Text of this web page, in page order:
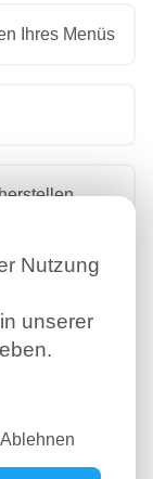
Ihres Menüs
Nutzung
unserer
Ablehnen